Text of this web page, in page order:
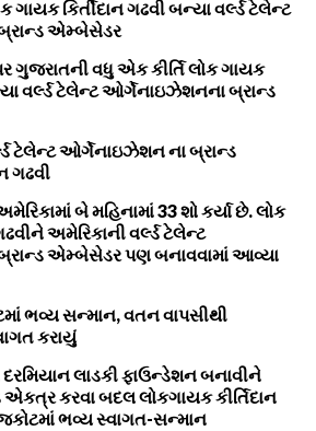
ગાયક કિર્તીદાન ગઢવી બન્યા વર્લ્ડ ટેલેન્ટ
એમ્બેસેડર
ગુજરાતની વધુ એક કીર્તિ લોક ગાયક
વર્લ્ડ ટેલેન્ટ ઓર્ગેનાઇઝેશનના બ્રાન્ડ
ટેલેન્ટ ઓર્ગેનાઇઝેશન ના બ્રાન્ડ
ગઢવી
બે મહિનામાં 33 શો કર્યા છે. લોક
અમેરિકાની વર્લ્ડ ટેલેન્ટ
એમ્બેસેડર પણ બનાવવામાં આવ્યા
ભવ્ય સન્માન, વતન વાપસીથી
કરાયું
લાડકી ફાઉન્ડેશન બનાવીને
એકત્ર કરવા બદલ લોકગાયક કીર્તિદાન
ભવ્ય સ્વાગત-સન્માન